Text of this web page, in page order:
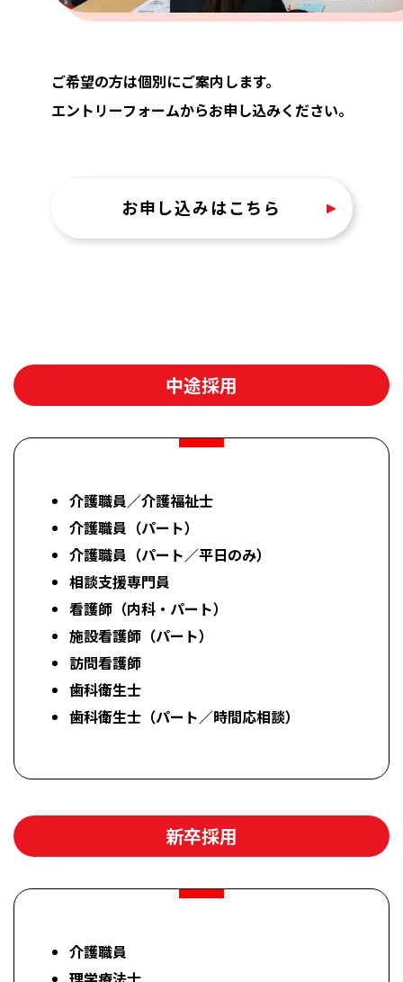
ご希望の方は個別にご案内します。
エントリーフォームからお申し込みください。
お申し込みはこちら
中途採用
介護職員／介護福祉士
介護職員（パート）
介護職員（パート／平日のみ）
相談支援専門員
看護師（内科・パート）
施設看護師（パート）
訪問看護師
歯科衛生士
歯科衛生士（パート／時間応相談）
新卒採用
介護職員